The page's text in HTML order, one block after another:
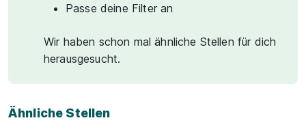
Passe deine Filter an
Wir haben schon mal ähnliche Stellen für dich
herausgesucht.
Ähnliche Stellen